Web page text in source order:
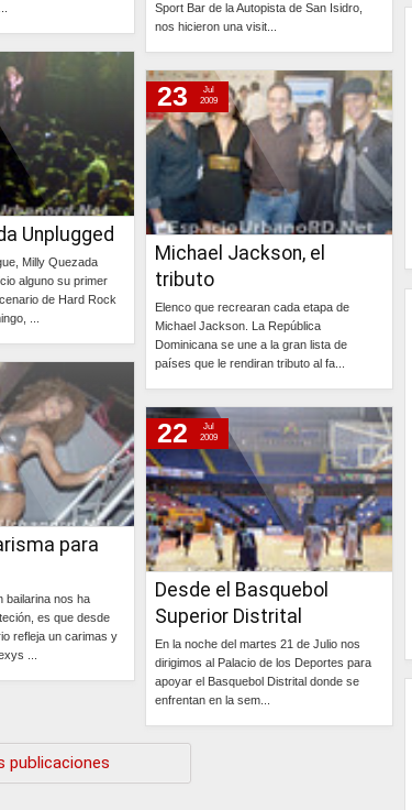
Sport Bar de la Autopista de San Isidro,
nos hicieron una visit...
Unplugged
Milly Quezada
alguno su primer
de Hard Rock
...
Michael Jackson, el
tributo
Elenco que recrearan cada etapa de
Michael Jackson. La República
Dominicana se une a la gran lista de
países que le rendiran tributo al fa...
23
Jul
2009
para
bailarina nos ha
es que desde
refleja un carimas y
...
Desde el Basquebol
Superior Distrital
En la noche del martes 21 de Julio nos
dirigimos al Palacio de los Deportes para
apoyar el Basquebol Distrital donde se
enfrentan en la sem...
22
Jul
2009
publicaciones